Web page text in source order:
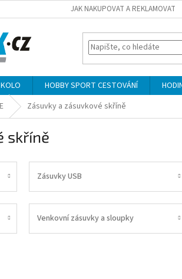
JAK NAKUPOVAT A REKLAMOVAT
HOBBY SPORT CESTOVÁNÍ
Zásuvky a zásuvkové skříně
skříně
Zásuvky USB
Venkovní zásuvky a sloupky